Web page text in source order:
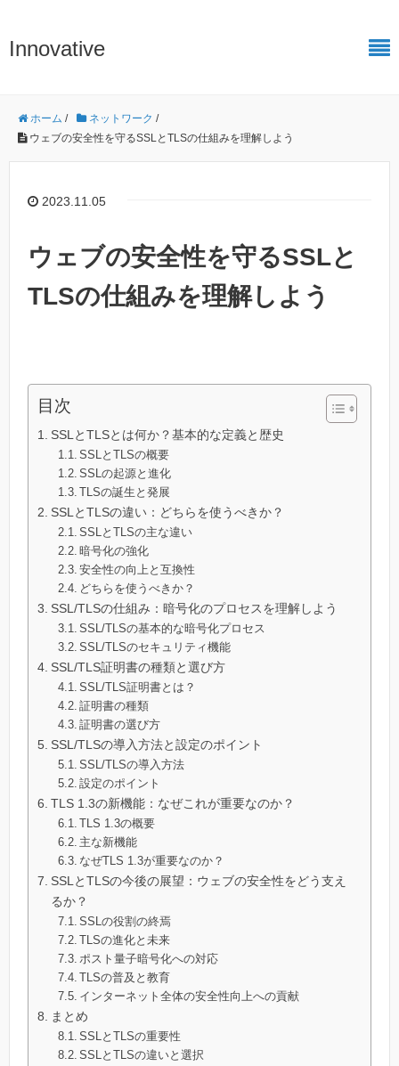
Innovative
ホーム / ネットワーク /
ウェブの安全性を守るSSLとTLSの仕組みを理解しよう
2023.11.05
ウェブの安全性を守るSSLと
TLSの仕組みを理解しよう
目次
SSLとTLSとは何か？基本的な定義と歴史
SSLとTLSの概要
SSLの起源と進化
TLSの誕生と発展
SSLとTLSの違い：どちらを使うべきか？
SSLとTLSの主な違い
暗号化の強化
安全性の向上と互換性
どちらを使うべきか？
SSL/TLSの仕組み：暗号化のプロセスを理解しよう
SSL/TLSの基本的な暗号化プロセス
SSL/TLSのセキュリティ機能
SSL/TLS証明書の種類と選び方
SSL/TLS証明書とは？
証明書の種類
証明書の選び方
SSL/TLSの導入方法と設定のポイント
SSL/TLSの導入方法
設定のポイント
TLS 1.3の新機能：なぜこれが重要なのか？
TLS 1.3の概要
主な新機能
なぜTLS 1.3が重要なのか？
SSLとTLSの今後の展望：ウェブの安全性をどう支え
るか？
SSLの役割の終焉
TLSの進化と未来
ポスト量子暗号化への対応
TLSの普及と教育
インターネット全体の安全性向上への貢献
まとめ
SSLとTLSの重要性
SSLとTLSの違いと選択